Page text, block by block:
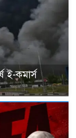
ই-কমার্স